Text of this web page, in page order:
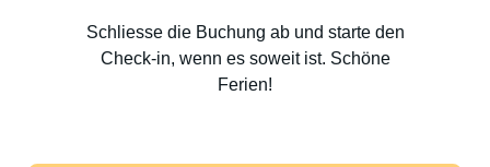
Schliesse die Buchung ab und starte den
Check-in, wenn es soweit ist. Schöne
Ferien!